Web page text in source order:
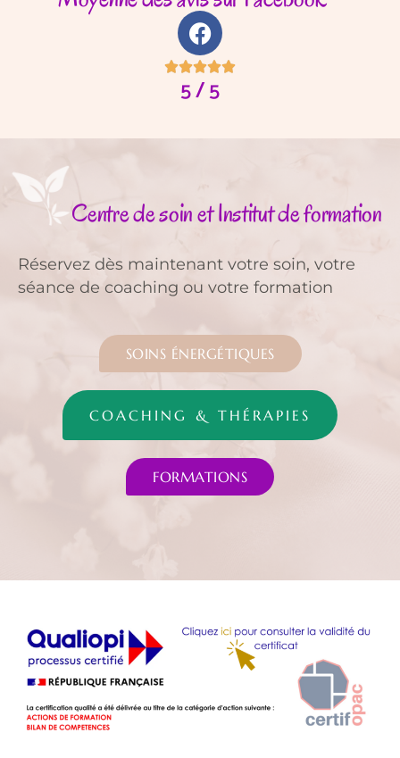

5 / 5
Centre de soin et Institut de formation
Réservez dès maintenant votre soin, votre
séance de coaching ou votre formation
SOINS ÉNERGÉTIQUES
COACHING & THÉRAPIES
FORMATIONS